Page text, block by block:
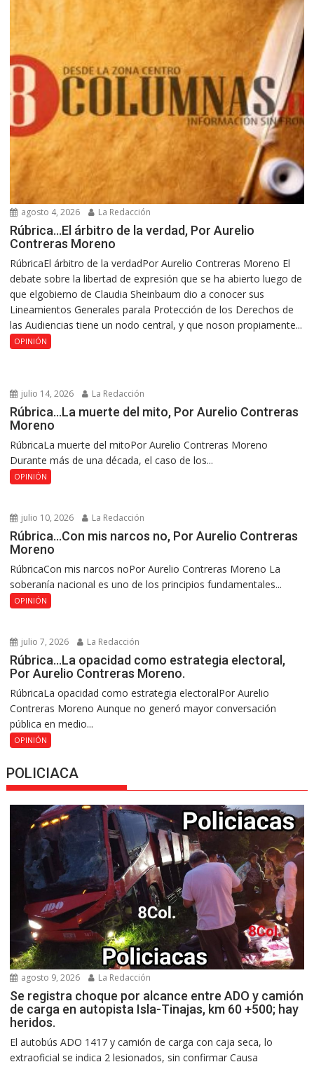
agosto 4, 2026 La Redacción
Rúbrica…El árbitro de la verdad, Por Aurelio
Contreras Moreno
RúbricaEl árbitro de la verdadPor Aurelio Contreras Moreno El
debate sobre la libertad de expresión que se ha abierto luego de
que elgobierno de Claudia Sheinbaum dio a conocer sus
Lineamientos Generales parala Protección de los Derechos de
las Audiencias tiene un nodo central, y que noson propiamente...
OPINIÓN
julio 14, 2026 La Redacción
Rúbrica…La muerte del mito, Por Aurelio Contreras
Moreno
RúbricaLa muerte del mitoPor Aurelio Contreras Moreno
Durante más de una década, el caso de los...
OPINIÓN
julio 10, 2026 La Redacción
Rúbrica…Con mis narcos no, Por Aurelio Contreras
Moreno
RúbricaCon mis narcos noPor Aurelio Contreras Moreno La
soberanía nacional es uno de los principios fundamentales...
OPINIÓN
julio 7, 2026 La Redacción
Rúbrica…La opacidad como estrategia electoral,
Por Aurelio Contreras Moreno.
RúbricaLa opacidad como estrategia electoralPor Aurelio
Contreras Moreno Aunque no generó mayor conversación
pública en medio...
OPINIÓN
POLICIACA
agosto 9, 2026 La Redacción
Se registra choque por alcance entre ADO y camión
de carga en autopista Isla-Tinajas, km 60 +500; hay
heridos.
El autobús ADO 1417 y camión de carga con caja seca, lo
extraoficial se indica 2 lesionados, sin confirmar Causa